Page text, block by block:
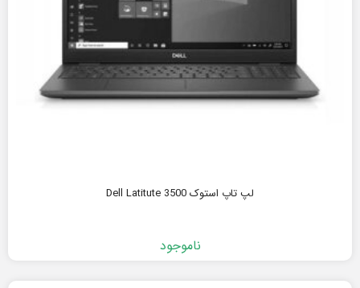
لپ تاپ استوک Dell Latitute 3500
ناموجود